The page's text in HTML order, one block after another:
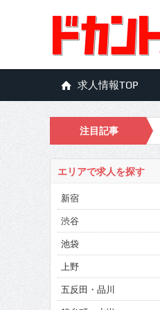
求人情報TOP
注目記事
エリアで求人を探す
新宿
渋谷
池袋
上野
五反田・品川